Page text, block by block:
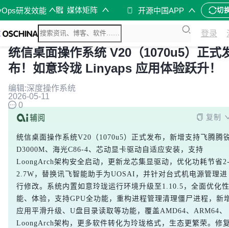
研发效能 媒体矩阵 开源中国APP 切
登录
统信桌面操作系统 V20（1070u5）正式
布！如意玲珑 Linyaps 应用体验跃升！
编辑:深度操作系统
2026-05-11
0
复制
统信桌面操作系统V20（1070u5）正式发布，新增支持飞腾腾
D3000M、海光C86-4、芯动显卡驱动自适应安装，支持
LoongArch架构安全启动，更新龙芯集显驱动，优化功耗节省
2.7W，替换讯飞智能助手为UOSAI，并针对台式机电源管理进
行修改。系统内置如意玲珑运行环境升级至1.10.5，全面优化性
能、体验，支持GPU全功能，重构进程管理清理僵尸进程，新
应用平滑升级、U盘目录读取等功能，覆盖AMD64、ARM64、
LoongArch架构，更多软件转化为玲珑格式，生态更繁荣。修